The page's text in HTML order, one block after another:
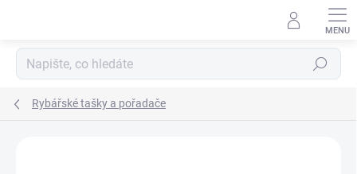
Hledat
Rybářské tašky a pořadače